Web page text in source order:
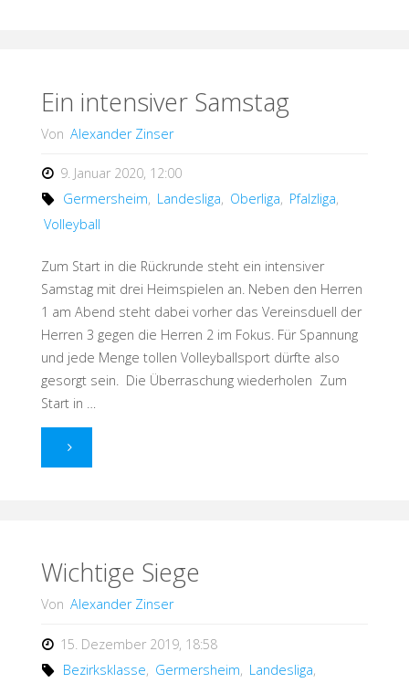
Ergebnisse"
Ein intensiver Samstag
Von Alexander Zinser
9. Januar 2020, 12:00
Germersheim, Landesliga, Oberliga, Pfalzliga,
Volleyball
Zum Start in die Rückrunde steht ein intensiver
Samstag mit drei Heimspielen an. Neben den Herren
1 am Abend steht dabei vorher das Vereinsduell der
Herren 3 gegen die Herren 2 im Fokus. Für Spannung
und jede Menge tollen Volleyballsport dürfte also
gesorgt sein. Die Überraschung wiederholen Zum
Start in …
"Ein
Wichtige Siege
Von Alexander Zinser
15. Dezember 2019, 18:58
Bezirksklasse, Germersheim, Landesliga,